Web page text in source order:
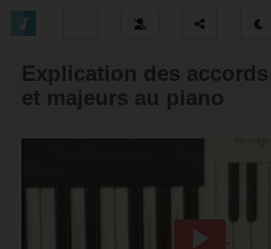
Explication des
et majeurs au piano